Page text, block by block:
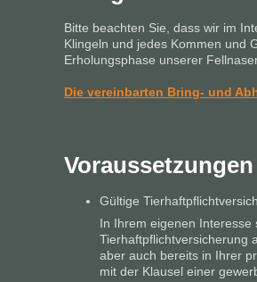
Bitte beachten Sie, dass wir im
Klingeln und jedes Kommen und
Erholungsphase unserer
Die vereinbarten Bring- und
Gültige
In Ihrem eigenen
Tierhaftpflichtversicherung
aber auch bereits in Ihrer
mit der Klausel einer